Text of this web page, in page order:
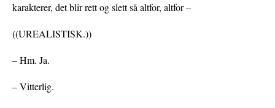
karakterer, det blir rett og slett så altfor, altfor –
((UREALISTISK.))
– Hm. Ja.
– Vitterlig.